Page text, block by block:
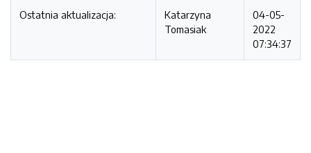
Ostatnia aktualizacja:
Katarzyna
Tomasiak
04-05-
2022
07:34:37